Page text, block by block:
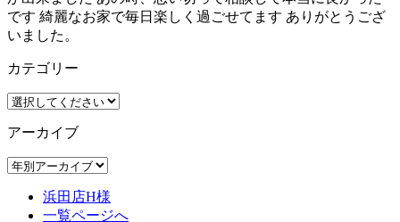
です 綺麗なお家で毎日楽しく過ごせてます ありがとうござ
いました。
カテゴリー
アーカイブ
浜田店H様
一覧ページへ